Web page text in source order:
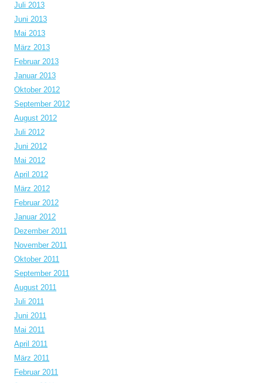
Juli 2013
Juni 2013
Mai 2013
März 2013
Februar 2013
Januar 2013
Oktober 2012
September 2012
August 2012
Juli 2012
Juni 2012
Mai 2012
April 2012
März 2012
Februar 2012
Januar 2012
Dezember 2011
November 2011
Oktober 2011
September 2011
August 2011
Juli 2011
Juni 2011
Mai 2011
April 2011
März 2011
Februar 2011